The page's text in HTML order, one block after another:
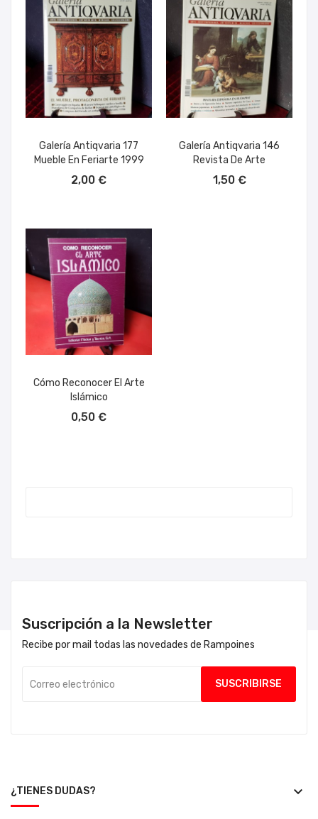
Galería Antiqvaria 177
Mueble En Feriarte 1999
2,00 €
Galería Antiqvaria 146
Revista De Arte
1,50 €
Cómo Reconocer El Arte
Islámico
0,50 €
Suscripción a la Newsletter
Recibe por mail todas las novedades de Rampoines
¿TIENES DUDAS? keyboard_arrow_down